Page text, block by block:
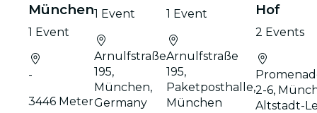
München
1 Event
-
3446 Meter
1 Event
Arnulfstraße
195,
München,
Germany
1 Event
Arnulfstraße
195,
Paketposthalle,
München
Hof
2 Events
2-6,
Altstadt-